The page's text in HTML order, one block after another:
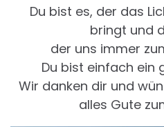
Du bist es, der das
bringt und
der uns immer
Du bist einfach ein
Wir danken dir und
alles Gute